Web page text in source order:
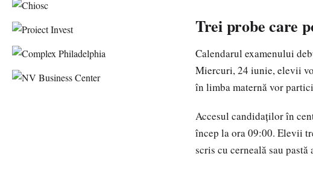
Trei probe care
Calendarul examenului
Miercuri, 24 iunie, elevii
în limba maternă vor
Accesul candidaților în
încep la ora 09:00. Elevii
scris cu cerneală sau pastă